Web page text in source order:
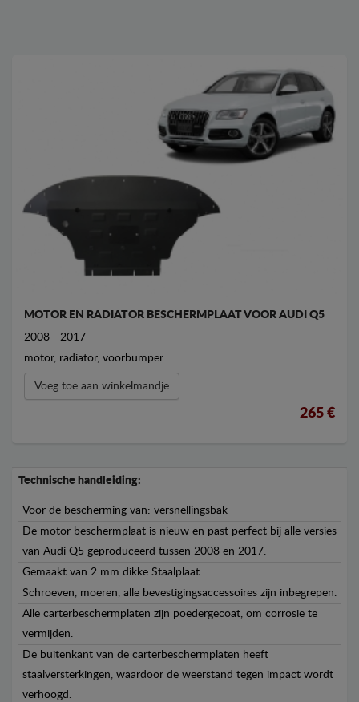
MOTOR EN RADIATOR BESCHERMPLAAT VOOR AUDI Q5
2008 - 2017
motor, radiator, voorbumper
Voeg toe aan winkelmandje
265 €
Technische handleiding:
Voor de bescherming van: versnellingsbak
De motor beschermplaat is nieuw en past perfect bij alle versies
van Audi Q5 geproduceerd tussen 2008 en 2017.
Gemaakt van 2 mm dikke Staalplaat.
Schroeven, moeren, alle bevestigingsaccessoires zijn inbegrepen.
Alle carterbeschermplaten zijn poedergecoat, om corrosie te
vermijden.
De buitenkant van de carterbeschermplaten heeft
staalversterkingen, waardoor de weerstand tegen impact wordt
verhoogd.